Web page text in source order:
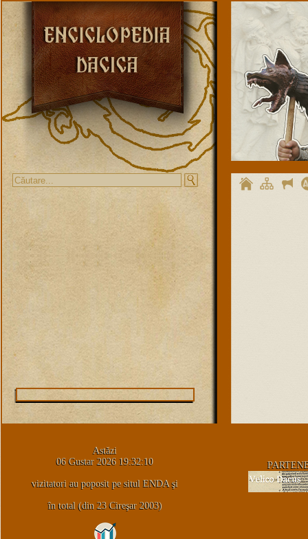
Astăzi
06 Gustar 2026 19:32:10
vizitatori au poposit pe situl ENDA şi
în total (din 23 Cireşar 2003)